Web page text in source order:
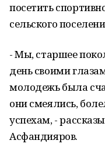
посетить
сельского
- Мы, старшее
день своими
молодежь была
они смеялись,
успехам, -
Асфандияров.